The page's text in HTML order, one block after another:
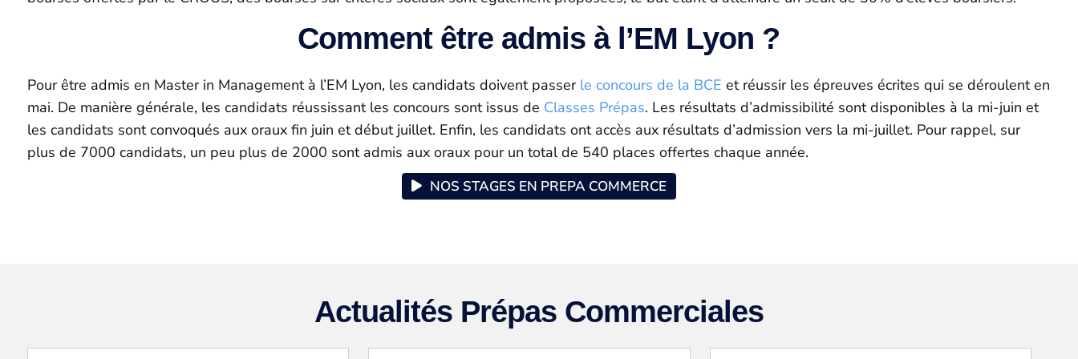
Comment être admis à l’EM Lyon ?
Pour être admis en Master in Management à l’EM Lyon, les candidats doivent passer le concours de la BCE et réussir les épreuves écrites qui se déroulent en
mai. De manière générale, les candidats réussissant les concours sont issus de Classes Prépas. Les résultats d’admissibilité sont disponibles à la mi-juin et
les candidats sont convoqués aux oraux fin juin et début juillet. Enfin, les candidats ont accès aux résultats d’admission vers la mi-juillet. Pour rappel, sur
plus de 7000 candidats, un peu plus de 2000 sont admis aux oraux pour un total de 540 places offertes chaque année.
NOS STAGES EN PREPA COMMERCE
Actualités Prépas Commerciales